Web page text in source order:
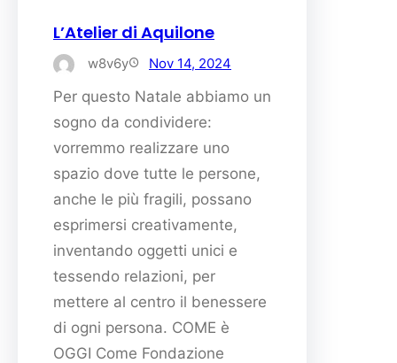
L’Atelier di Aquilone
w8v6y Nov 14, 2024
Per questo Natale abbiamo un
sogno da condividere:
vorremmo realizzare uno
spazio dove tutte le persone,
anche le più fragili, possano
esprimersi creativamente,
inventando oggetti unici e
tessendo relazioni, per
mettere al centro il benessere
di ogni persona. COME è
OGGI Come Fondazione